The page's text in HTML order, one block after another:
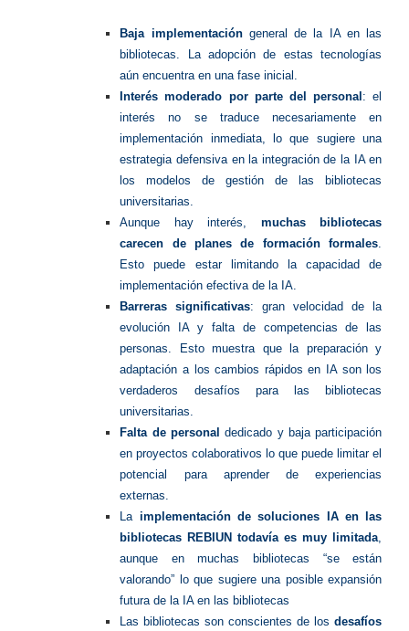
Baja implementacióngeneral de la IA en las
bibliotecas. La adopción de estas tecnologías
aún encuentra en una fase inicial.
Interés moderado por parte del personal : el
interés no se traduce necesariamente en
implementación inmediata, lo que sugiere una
estrategia defensiva en la integración de la IA en
los modelos de gestión de las bibliotecas
universitarias.
Aunque hay interés, muchas bibliotecas
carecen de planes de formación formales.
Esto puede estar limitando la capacidad de
implementación efectiva de la IA.
Barreras significativas: gran velocidad de la
evolución IA y falta de competencias de las
personas. Esto muestra que la preparación y
adaptación a los cambios rápidos en IA son los
verdaderos desafíos para las bibliotecas
universitarias.
Falta de personal dedicado y baja participación
en proyectos colaborativos lo que puede limitar el
potencial para aprender de experiencias
externas.
La implementación de soluciones IA en las
bibliotecas REBIUN todavía es muy limitada,
aunque en muchas bibliotecas “se están
valorando” lo que sugiere una posible expansión
futura de la IA en las bibliotecas
Las bibliotecas son conscientes de losdesafíos